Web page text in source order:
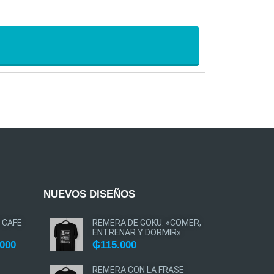
NUEVOS DISEÑOS
REMERA DE GOKU: «COMER,
ENTRENAR Y DORMIR»
₲115.000
REMERA CON LA FRASE